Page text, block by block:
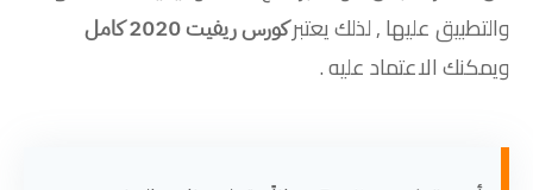
والتطبيق عليها , لذلك يعتبركورس ريفيت 2020 كامل
ويمكنك الاعتماد عليه .